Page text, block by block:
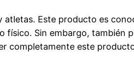
Este producto es
físico. Sin embargo, también
completamente este